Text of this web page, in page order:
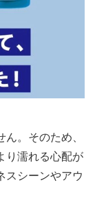
。そのため、
り濡れる心配が
スシーンやアウ